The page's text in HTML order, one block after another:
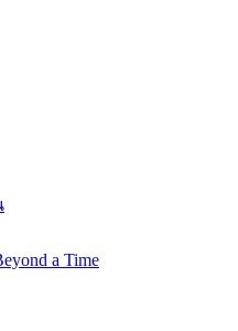
a Time